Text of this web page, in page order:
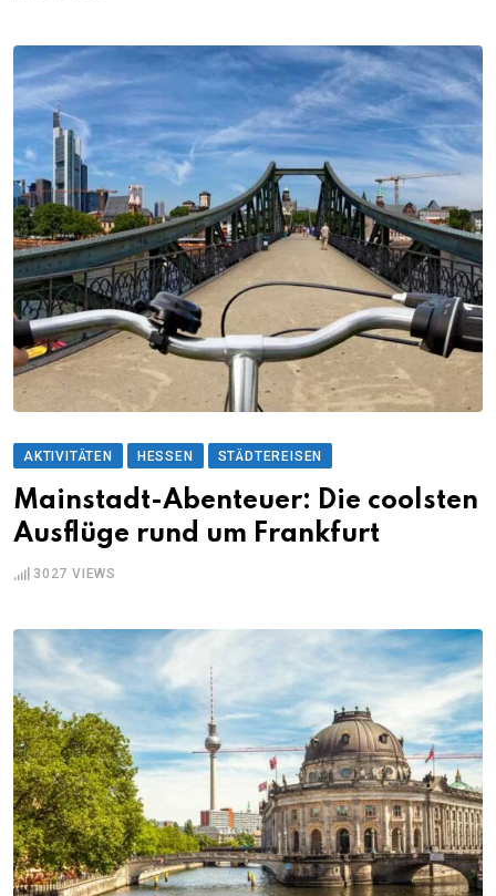
AKTIVITÄTEN HESSEN STÄDTEREISEN
Mainstadt-Abenteuer: Die coolsten
Ausflüge rund um Frankfurt
3027 VIEWS